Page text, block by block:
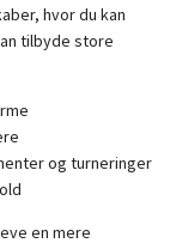
hvor du kan
tilbyde store
og turneringer
en mere